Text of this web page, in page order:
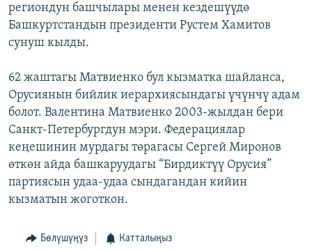
АЗАТТЫК+
ЫҢГАЙСЫЗ СУРООЛОР
ЭЕ/АРнун бардык сайттары
региондун башчылары менен кездешүүдө
Башкуртстандын президенти Рустем Хамитов
сунуш кылды.
62 жаштагы Матвиенко бул кызматка шайланса,
Орусиянын бийлик иерархиясындагы үчүнчү адам
болот. Валентина Матвиенко 2003-жылдан бери
Санкт-Петербургдун мэри. Федерациялар
кеңешинин мурдагы төрагасы Сергей Миронов
өткөн айда башкаруудагы “Бирдиктүү Орусия”
партиясын удаа-удаа сындагандан кийин
кызматын жоготкон.
Бөлүшүңүз Катталыңыз